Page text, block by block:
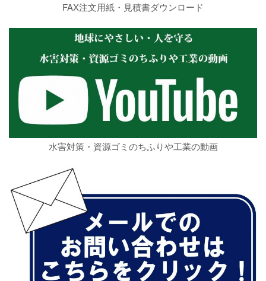
FAX注文用紙・見積書ダウンロード
水害対策・資源ゴミのちふりや工業の動画